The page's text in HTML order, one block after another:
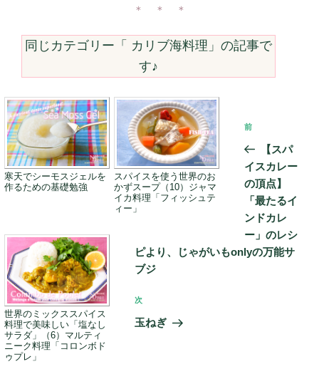
＊ ＊ ＊
同じカテゴリー「 カリブ海料理 」の記事で
す♪
寒天でシーモスジェルを
作るための基礎勉強
スパイスを使う世界のお
かずスープ（10）ジャマ
イカ料理「フィッシュテ
ィー」
世界のミックススパイス
料理で美味しい「塩なし
サラダ」（6）マルティ
ニーク料理「コロンボド
ゥプレ」
投
稿
ナ
ビ
シ
ョ
ン
前
の
投
稿
前
【スパ
イスカレー
の頂点】
「最たるイ
ンドカレ
ー」のレシ
ピより、じゃがいもonlyの万能サ
ブジ
次
の
次
玉ねぎ